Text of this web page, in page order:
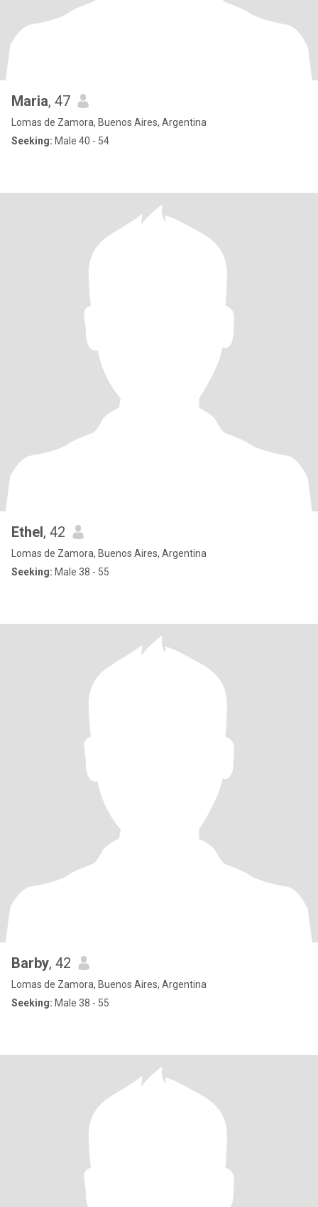
Maria, 47
Lomas de Zamora, Buenos Aires, Argentina
Seeking: Male 40 - 54
Ethel, 42
Lomas de Zamora, Buenos Aires, Argentina
Seeking: Male 38 - 55
Barby, 42
Lomas de Zamora, Buenos Aires, Argentina
Seeking: Male 38 - 55